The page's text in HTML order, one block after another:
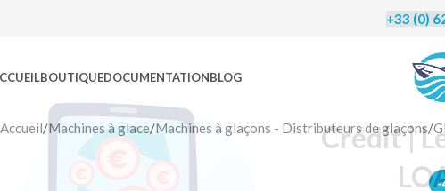
+33 (0)
BOUTIQUEDOCUMENTATIONBLOG
Accueil/Machines à glace/Machines à glaçons - Distributeurs de glaçons/
-